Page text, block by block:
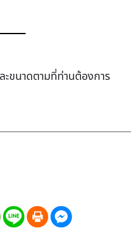
ะขนาดตามที่ท่านต้องการ